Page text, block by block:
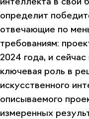
определит
отвечающие по
требованиям:
2024 года, и
ключевая роль в
искусственного
описываемого
измеренных